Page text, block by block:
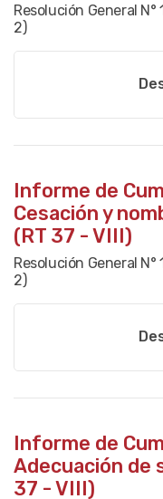
Resolución General
2)
Informe de
Cesación y
(RT 37 - VIII)
Resolución General
2)
Informe de
Adecuación de
37 - VIII)